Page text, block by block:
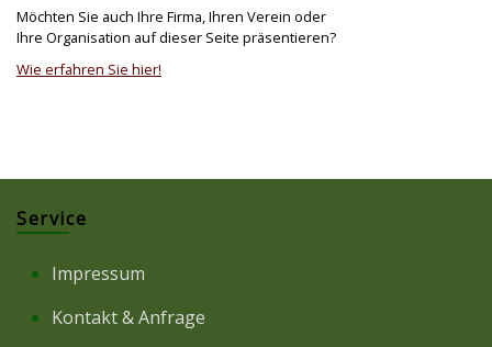
Möchten Sie auch Ihre Firma, Ihren Verein oder
Ihre Organisation auf dieser Seite präsentieren?
Wie erfahren Sie hier!
Service
Impressum
Kontakt & Anfrage